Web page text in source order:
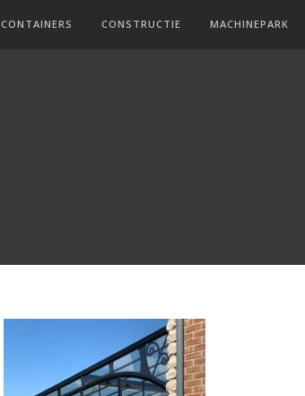
CONTAINERS CONSTRUCTIE MACHINEPARK